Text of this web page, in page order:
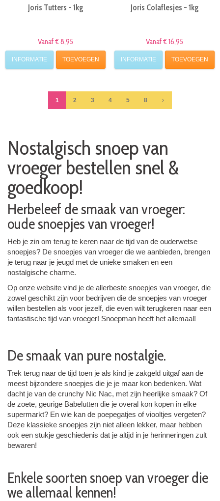
Joris Tutters - 1kg
Vanaf € 8,95
INFORMATIE TOEVOEGEN
Joris Colaflesjes - 1kg
Vanaf € 16,95
INFORMATIE TOEVOEGEN
1 2 3 4 5 8
Nostalgisch snoep van
vroeger bestellen snel &
goedkoop!
Herbeleef de smaak van vroeger:
oude snoepjes van vroeger!
Heb je zin om terug te keren naar de tijd van de ouderwetse
snoepjes? De snoepjes van vroeger die we aanbieden, brengen
je terug naar je jeugd met de unieke smaken en een
nostalgische charme.
Op onze website vind je de allerbeste snoepjes van vroeger, die
zowel geschikt zijn voor bedrijven die de snoepjes van vroeger
willen bestellen als voor jezelf, die even wilt terugkeren naar een
fantastische tijd van vroeger! Snoepman heeft het allemaal!
De smaak van pure nostalgie.
Trek terug naar de tijd toen je als kind je zakgeld uitgaf aan de
meest bijzondere snoepjes die je je maar kon bedenken. Wat
dacht je van de crunchy Nic Nac, met zijn heerlijke smaak? Of
de zoete, geurige Babelutten die je overal kon kopen in elke
supermarkt? En wie kan de poepegatjes of viooltjes vergeten?
Deze klassieke snoepjes zijn niet alleen lekker, maar hebben
ook een stukje geschiedenis dat je altijd in je herinneringen zult
bewaren!
Enkele soorten snoep van vroeger die
we allemaal kennen!